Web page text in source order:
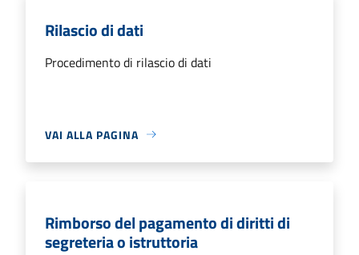
Rilascio di dati
Procedimento di rilascio di dati
VAI ALLA PAGINA
Rimborso del pagamento di diritti di
segreteria o istruttoria